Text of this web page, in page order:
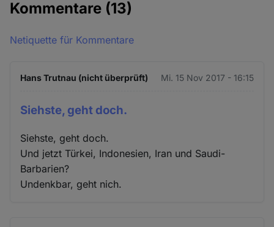
Kommentare (13)
Netiquette für Kommentare
Hans Trutnau (nicht überprüft) Mi. 15 Nov 2017 - 16:15
Siehste, geht doch.
Siehste, geht doch.
Und jetzt Türkei, Indonesien, Iran und Saudi-
Barbarien?
Undenkbar, geht nich.